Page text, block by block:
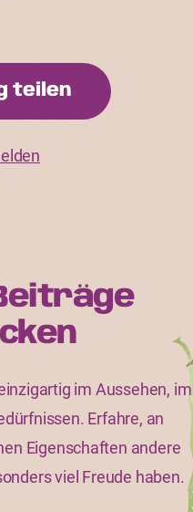
teilen
im Aussehen, im
Erfahre, an
Eigenschaften andere
viel Freude haben.